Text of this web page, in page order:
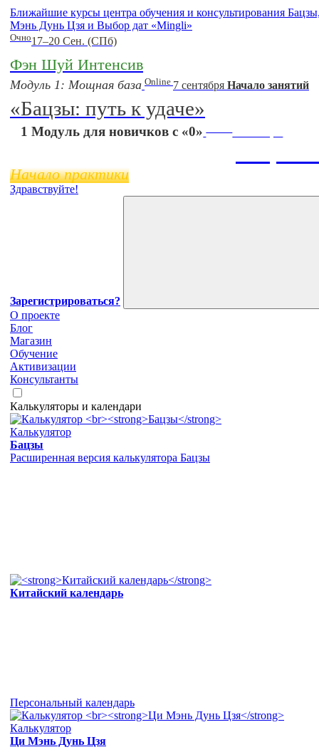
Ближайшие курсы центра обучения и консультирования
Мэнь Дунь Цзя и Выбор дат «Mingli»
Очно17–20 Сен. (СПб)
Фэн Шуй Интенсив
Модуль 1: Мощная база Online 7 сентября Начало занятий
«Бацзы: путь к удаче»
1 Модуль для новичков с «0» 11 ноября
Начало практики
Здравствуйте!
Зарегистрироваться?
О проекте
Блог
Магазин
Обучение
Активизации
Консультанты
Калькуляторы и календари
Калькулятор
Бацзы
Расширенная версия калькулятора Бацзы
Китайский календарь
Персональный календарь
Калькулятор
Ци Мэнь Дунь Цзя